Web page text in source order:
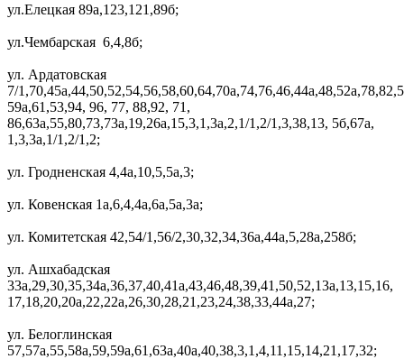
ул.Елецкая 89а,123,121,89б;
ул.Чембарская 6,4,8б;
ул. Ардатовская
7/
59а,61,53,94, 96, 77, 88,92, 71,
86,63а,55,80,73,73а,19,26а,15,3,1,3а,2,1/1,2/1,3,38,13, 5б,67а,
1,3,3а,1/1,2/1,2;
ул. Гродненская 4,4а,10,5,5а,3;
ул. Ковенская 1а,6,4,4а,6а,5а,3а;
ул. Комитетская 42,54/1,56/2,30,32,34,36а,44а,5,28а,258б;
ул. Ашхабадская
33а,29,30,35,34а,36,37,40,41а,43,46,48,39,41,50,52,13а,13,15,16,
17,18,20,20а,22,22а,26,30,28,21,23,24,38,33,44а,27;
ул. Белоглинская
57,57а,55,58а,59,59а,61,63а,40а,40,38,3,1,4,11,15,14,21,17,32;